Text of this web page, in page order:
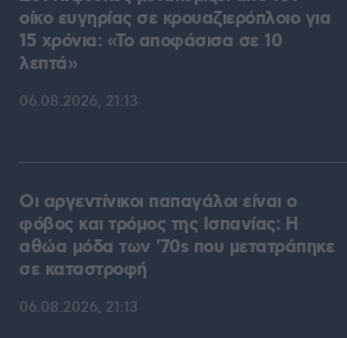
οίκο ευγηρίας σε κρουαζιερόπλοιο για
15 χρόνια: «Το αποφάσισα σε 10
λεπτά»
06.08.2026, 21:13
Οι αργεντίνικοι παπαγάλοι είναι ο
φόβος και τρόμος της Ισπανίας: Η
αθώα μόδα των '70s που μετατράπηκε
σε καταστροφή
06.08.2026, 21:13